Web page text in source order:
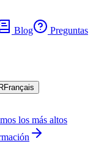
Blog
Preguntas
Français
los más altos